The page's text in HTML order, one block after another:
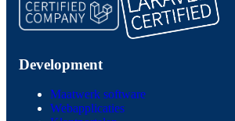
Development
Maatwerk software
Webapplicaties